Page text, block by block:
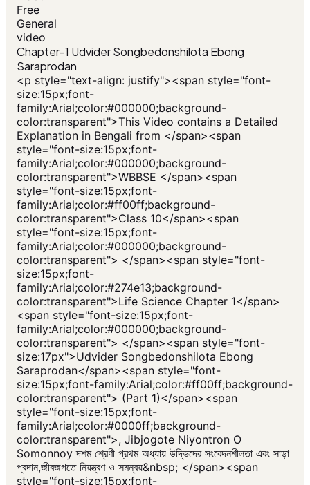
Free
General
video
Chapter-1 Udvider Songbedonshilota Ebong
Saraprodan
<p style="text-align: justify"><span style="font-
size:15px;font-
family:Arial;color:#000000;background-
color:transparent">This Video contains a Detailed
Explanation in Bengali from </span><span
style="font-size:15px;font-
family:Arial;color:#000000;background-
color:transparent">WBBSE </span><span
style="font-size:15px;font-
family:Arial;color:#ff00ff;background-
color:transparent">Class 10</span><span
style="font-size:15px;font-
family:Arial;color:#000000;background-
color:transparent"> </span><span style="font-
size:15px;font-
family:Arial;color:#274e13;background-
color:transparent">Life Science Chapter 1</span>
<span style="font-size:15px;font-
family:Arial;color:#000000;background-
color:transparent"> </span><span style="font-
size:17px">Udvider Songbedonshilota Ebong
Saraprodan</span><span style="font-
size:15px;font-family:Arial;color:#ff00ff;background-
color:transparent"> (Part 1)</span><span
style="font-size:15px;font-
family:Arial;color:#0000ff;background-
color:transparent">, Jibjogote Niyontron O
Somonnoy দশম শ্রেণী প্রথম অধ্যায় উদ্ভিদের সংবেদনশীলতা এবং সাড়া
প্রদান,জীবজগতে নিয়ন্ত্রণ ও সমন্বয়&nbsp; </span><span
style="font-size:15px;font-